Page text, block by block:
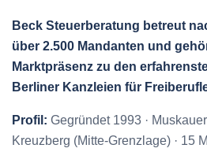
Beck Steuerberatung betreut
über 2.500 Mandanten und
Marktpräsenz zu den
Berliner Kanzleien für
Profil: Gegründet 1993 ·
Kreuzberg (Mitte-Grenzlage) · 15